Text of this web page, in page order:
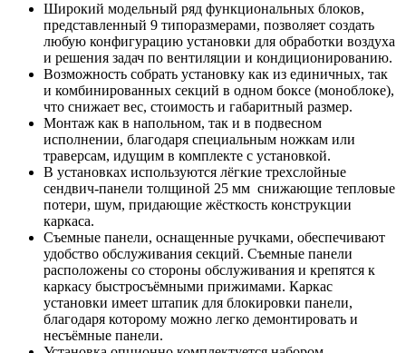
Широкий модельный ряд функциональных блоков,
представленный 9 типоразмерами, позволяет создать
любую конфигурацию установки для обработки воздуха
и решения задач по вентиляции и кондиционированию.
Возможность собрать установку как из единичных, так
и комбинированных секций в одном боксе (моноблоке),
что снижает вес, стоимость и габаритный размер.
Монтаж как в напольном, так и в подвесном
исполнении, благодаря специальным ножкам или
траверсам, идущим в комплекте с установкой.
В установках используются лёгкие трехслойные
сендвич-панели толщиной 25 мм снижающие тепловые
потери, шум, придающие жёсткость конструкции
каркаса.
Съемные панели, оснащенные ручками, обеспечивают
удобство обслуживания секций. Съемные панели
расположены со стороны обслуживания и крепятся к
каркасу быстросъёмными прижимами. Каркас
установки имеет штапик для блокировки панели,
благодаря которому можно легко демонтировать и
несъёмные панели.